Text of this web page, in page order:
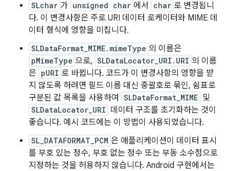
SLchar 가 unsigned char 에서 char 로 변경됩니
다. 이 변경사항은 주로 URI 데이터 로케이터와 MIME 데
이터 형식에 영향을 미칩니다.
SLDataFormat_MIME.mimeType 의 이름은
pMimeType 으로, SLDataLocator_URI.URI 의 이름
은 pURI 로 바뀝니다. 코드가 이 변경사항의 영향을 받
지 않도록 하려면 필드 이름 대신 중괄호로 묶인, 쉼표로
구분된 값 목록을 사용하여
SLDataFormat_MIME 및
SLDataLocator_URI 데이터 구조를 초기화하는 것이
좋습니다. 예시 코드에는 이 방법이 사용되었습니다.
SL_DATAFORMAT_PCM 은 애플리케이션이 데이터 표시
를 부호 있는 정수, 부호 없는 정수 또는 부동 소수점으로
지정하는 것을 허용하지 않습니다. Android 구현에서는